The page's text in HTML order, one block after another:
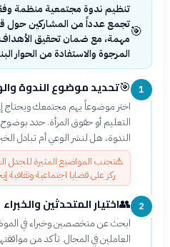
🎯
تنظيم ندوة مجتمعية منظمة
تجمع عدداً من المشاركين حول
مهمة، مع ضمان تحقيق
المرجوة والاستفادة من الحوار
1
🎯تحديد موضوع الندوة
اختر موضوعاً يهم مجتمعك ويحتاج
التعليم أو حقوق المرأة. حدد
الندوة، هل لنشر الوعي أم تبادل
⚠️تجنب المواضيع المثيرة للجدل
ركز على قضايا اجتماعية وثقافية
2
👥اختيار المتحدثين والخبراء
ابحث عن متخصصين وخبراء في
العاملين في المجال. تأكد من